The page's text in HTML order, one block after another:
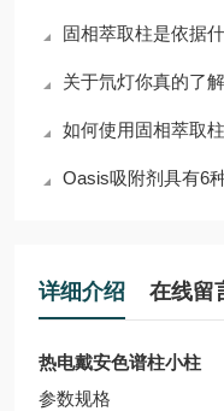
固相萃取柱是依据
关于氘灯你真的了
如何使用固相萃取
Oasis吸附剂具有6
详细介绍 在线留
热电戴安色谱柱小柱
参数规格